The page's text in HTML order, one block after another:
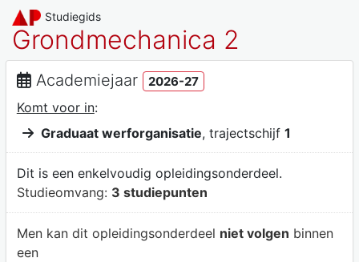
Studiegids
Grondmechanica 2
Academiejaar 2026-27
Komt voor in:
Graduaat werforganisatie, trajectschijf 1
Dit is een enkelvoudig opleidingsonderdeel.
Studieomvang: 3 studiepunten
Men kan dit opleidingsonderdeel niet volgen binnen
een